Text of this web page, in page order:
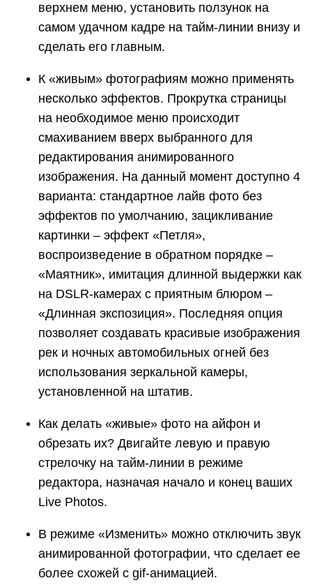
верхнем меню, установить ползунок на
самом удачном кадре на тайм-линии внизу и
сделать его главным.
К «живым» фотографиям можно применять
несколько эффектов. Прокрутка страницы
на необходимое меню происходит
смахиванием вверх выбранного для
редактирования анимированного
изображения. На данный момент доступно 4
варианта: стандартное лайв фото без
эффектов по умолчанию, зацикливание
картинки – эффект «Петля»,
воспроизведение в обратном порядке –
«Маятник», имитация длинной выдержки как
на DSLR-камерах с приятным блюром –
«Длинная экспозиция». Последняя опция
позволяет создавать красивые изображения
рек и ночных автомобильных огней без
использования зеркальной камеры,
установленной на штатив.
Как делать «живые» фото на айфон и
обрезать их? Двигайте левую и правую
стрелочку на тайм-линии в режиме
редактора, назначая начало и конец ваших
Live Photos.
В режиме «Изменить» можно отключить звук
анимированной фотографии, что сделает ее
более схожей с gif-анимацией.